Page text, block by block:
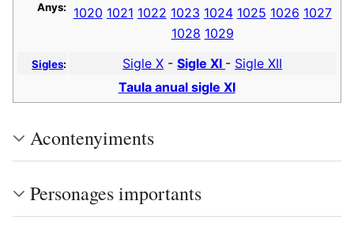
Anys: 1020 1021 1022 1023 1024 1025 1026 1027
1028 1029
Sigles: Sigle X -Sigle XI - Sigle XII
Taula anual sigle XI
Acontenyiments
Personages importants